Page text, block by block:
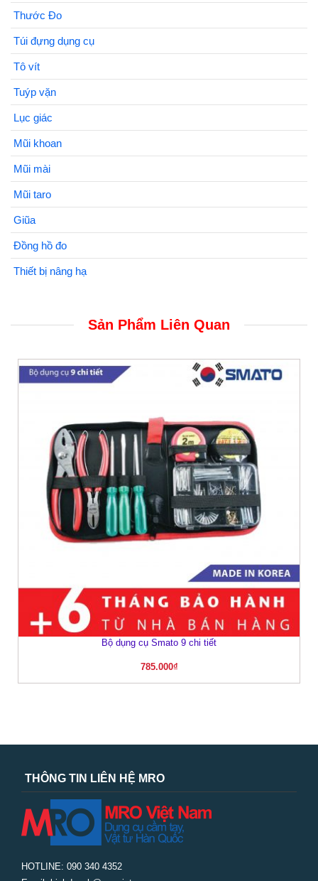
Thước Đo
Túi đựng dụng cụ
Tô vít
Tuýp vặn
Lục giác
Mũi khoan
Mũi mài
Mũi taro
Giũa
Đồng hồ đo
Thiết bị nâng hạ
Sản Phẩm Liên Quan
Bộ dụng cụ Smato 9 chi tiết
785.000₫
THÔNG TIN LIÊN HỆ MRO
HOTLINE: 090 340 4352